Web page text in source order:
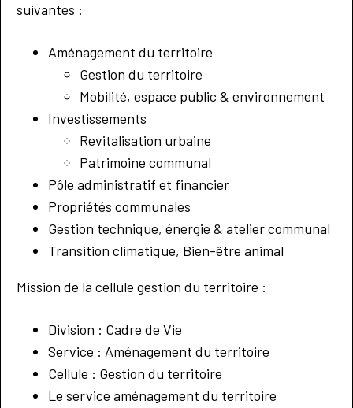
suivantes :
Aménagement du territoire
Gestion du territoire
Mobilité, espace public & environnement
Investissements
Revitalisation urbaine
Patrimoine communal
Pôle administratif et financier
Propriétés communales
Gestion technique, énergie & atelier communal
Transition climatique, Bien-être animal
Mission de la cellule gestion du territoire :
Division : Cadre de Vie
Service : Aménagement du territoire
Cellule : Gestion du territoire
Le service aménagement du territoire